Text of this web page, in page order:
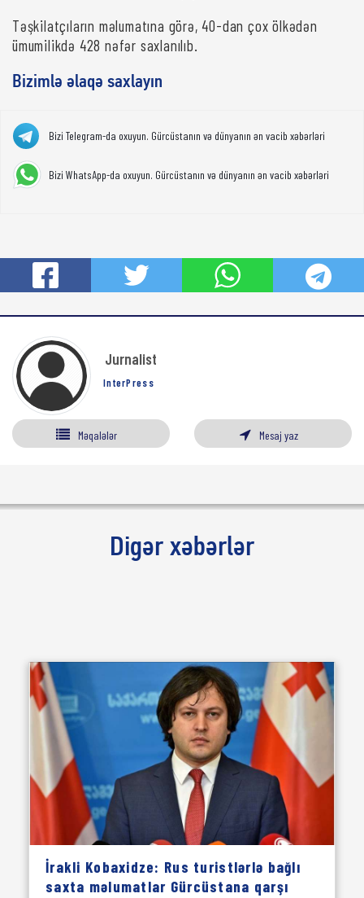
Təşkilatçıların məlumatına görə, 40-dan çox ölkədən
ümumilikdə 428 nəfər saxlanılıb.
Bizimlə əlaqə saxlayın
Bizi Telegram-da oxuyun. Gürcüstanın və dünyanın ən vacib xəbərləri
Bizi WhatsApp-da oxuyun. Gürcüstanın və dünyanın ən vacib xəbərləri
Jurnalist
InterPress
Məqalələr Mesaj yaz
Digər xəbərlər
İrakli Kobaxidze: Rus turistlərlə bağlı
saxta məlumatlar Gürcüstana qarşı